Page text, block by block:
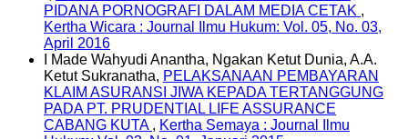
PIDANA PORNOGRAFI DALAM MEDIA CETAK ,
Kertha Wicara : Journal Ilmu Hukum: Vol. 05, No. 03,
April 2016
I Made Wahyudi Anantha, Ngakan Ketut Dunia, A.A.
Ketut Sukranatha, PELAKSANAAN PEMBAYARAN
KLAIM ASURANSI JIWA KEPADA TERTANGGUNG
PADA PT. PRUDENTIAL LIFE ASSURANCE
CABANG KUTA , Kertha Semaya : Journal Ilmu